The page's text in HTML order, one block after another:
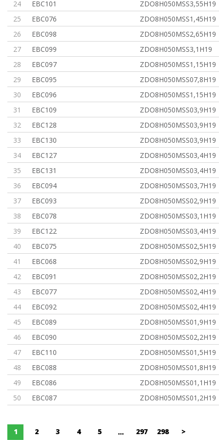
24
EBC101
ZDO8H050MSS3,55H19
25
EBC076
ZDO8H050MSS1,45H19
26
EBC098
ZDO8H050MSS2,65H19
27
EBC099
ZDO8H050MSS3,1H19
28
EBC097
ZDO8H050MSS1,15H19
29
EBC095
ZDO8H050MSS07,8H19
30
EBC096
ZDO8H050MSS1,15H19
31
EBC109
ZDO8H050MSS03,9H19
32
EBC128
ZDO8H050MSS03,9H19
33
EBC130
ZDO8H050MSS03,9H19
34
EBC127
ZDO8H050MSS03,4H19
35
EBC131
ZDO8H050MSS03,4H19
36
EBC094
ZDO8H050MSS03,7H19
37
EBC093
ZDO8H050MSS02,9H19
38
EBC078
ZDO8H050MSS03,1H19
39
EBC122
ZDO8H050MSS03,4H19
40
EBC075
ZDO8H050MSS02,5H19
41
EBC068
ZDO8H050MSS02,9H19
42
EBC091
ZDO8H050MSS02,2H19
43
EBC077
ZDO8H050MSS02,4H19
44
EBC092
ZDO8H050MSS02,4H19
45
EBC089
ZDO8H050MSS01,9H19
46
EBC090
ZDO8H050MSS02,2H19
47
EBC110
ZDO8H050MSS01,5H19
48
EBC088
ZDO8H050MSS01,8H19
49
EBC086
ZDO8H050MSS01,1H19
50
EBC087 ZDO8H050MSS01,2H19
1 2 3 4 5 ... 297 298 >